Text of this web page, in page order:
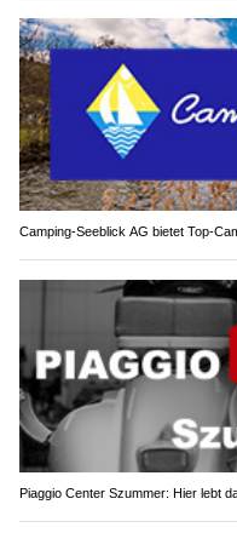
Camping-Seeblick AG bietet Top-
Piaggio Center Szummer: Hier lebt